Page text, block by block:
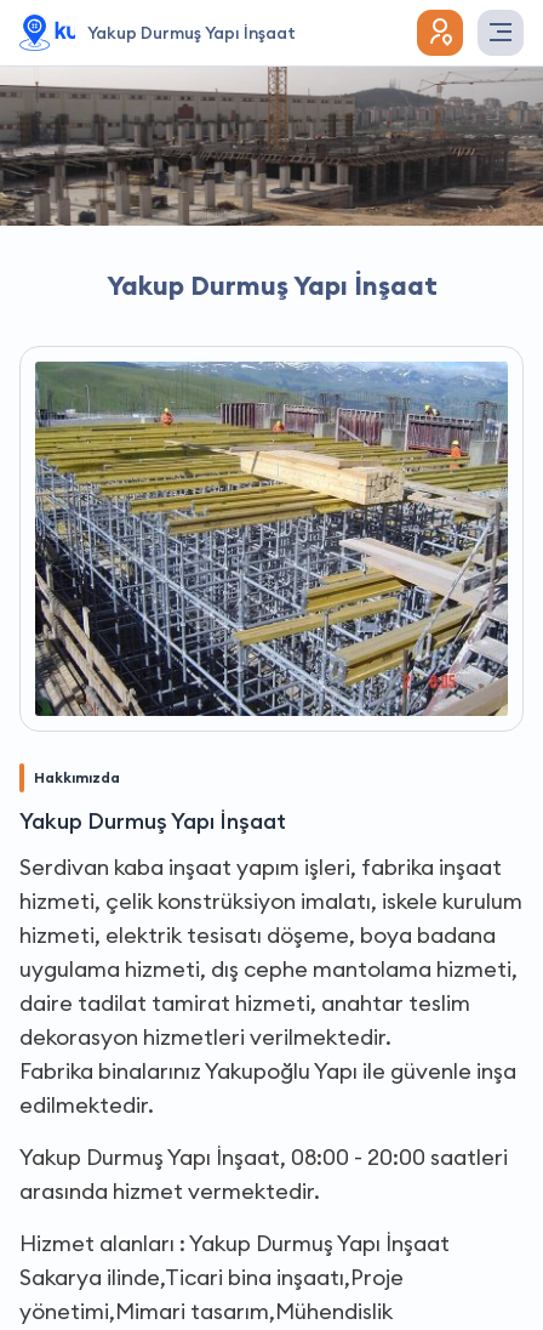
Yakup Durmuş Yapı İnşaat
Yakup Durmuş Yapı İnşaat
Hakkımızda
Yakup Durmuş Yapı İnşaat
Serdivan kaba inşaat yapım işleri, fabrika inşaat
hizmeti, çelik konstrüksiyon imalatı, iskele kurulum
hizmeti, elektrik tesisatı döşeme, boya badana
uygulama hizmeti, dış cephe mantolama hizmeti,
daire tadilat tamirat hizmeti, anahtar teslim
dekorasyon hizmetleri verilmektedir.
Fabrika binalarınız Yakupoğlu Yapı ile güvenle inşa
edilmektedir.
Yakup Durmuş Yapı İnşaat, 08:00 - 20:00 saatleri
arasında hizmet vermektedir.
Hizmet alanları : Yakup Durmuş Yapı İnşaat
Sakarya ilinde,Ticari bina inşaatı,Proje
yönetimi,Mimari tasarım,Mühendislik